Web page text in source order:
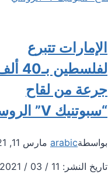
الإمارات تتبرع
لفلسطين
جرعة من لقاح
“سبوتنيك V” الروسي
بواسطةarabic مارس 11, 2021